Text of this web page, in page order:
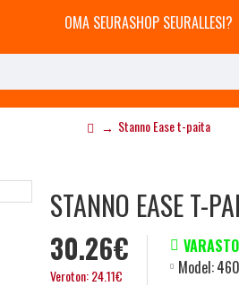
OMA SEURASHOP SEURALLESI?
Stanno Ease t-paita
STANNO EASE T-
30.26€
Veroton: 24.11€
Model: